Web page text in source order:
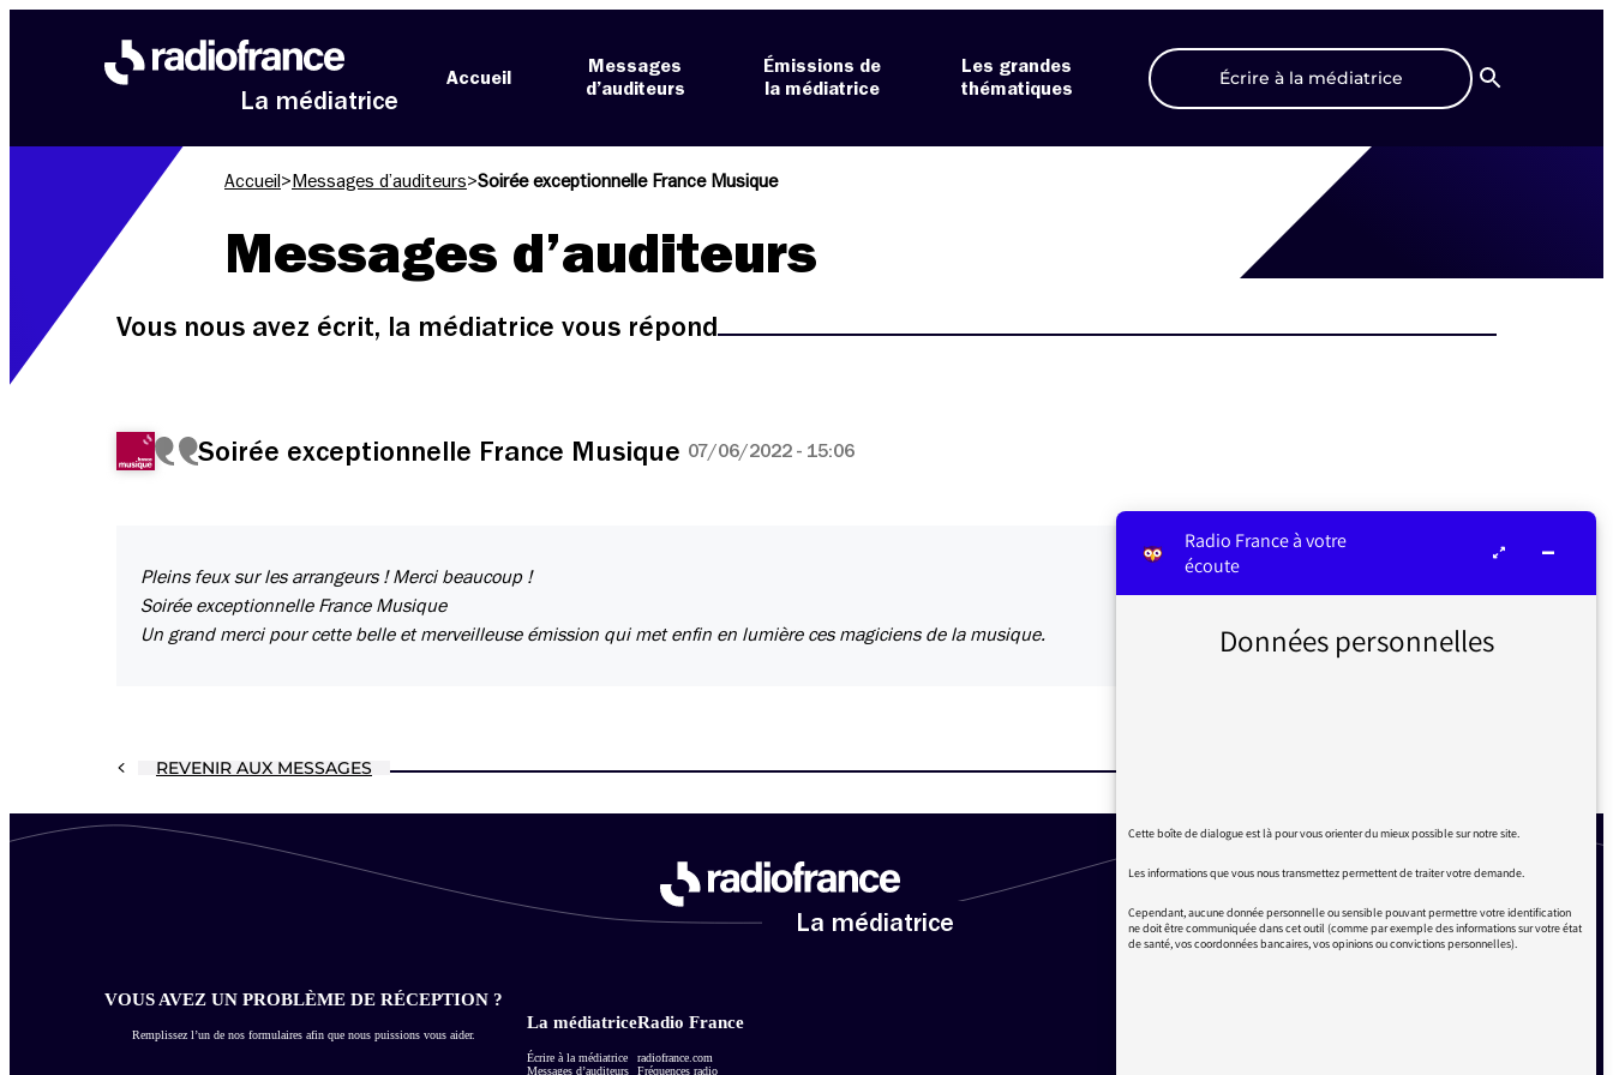
La médiatrice
Accueil
Messages
d’auditeurs
Émissions de
la médiatrice
Les grandes
thématiques
Écrire à la médiatrice
Recherche
Accueil > Messages d’auditeurs>Soirée exceptionnelle France Musique
Messages d’auditeurs
Vous nous avez écrit, la médiatrice vous répond
Soirée exceptionnelle France Musique 07/06/2022 - 15:06
Pleins feux sur les arrangeurs ! Merci beaucoup !
Soirée exceptionnelle France Musique
Un grand merci pour cette belle et merveilleuse émission qui met enfin en lumière ces magiciens de la musique.
REVENIR AUX MESSAGES
La médiatrice
VOUS AVEZ UN PROBLÈME DE RÉCEPTION ?
Remplissez l’un de nos formulaires afin que nous puissions vous aider.
La médiatrice
Écrire à la médiatrice
Messages d’auditeurs
Radio France
radiofrance.com
Fréquences radio
Radio France à votre
écoute
Données personnelles
Cette boîte de dialogue est là pour vous orienter du mieux possible sur notre site.
Les informations que vous nous transmettez permettent de traiter votre demande.
Cependant, aucune donnée personnelle ou sensible pouvant permettre votre identification
ne doit être communiquée dans cet outil (comme par exemple des informations sur votre état
de santé, vos coordonnées bancaires, vos opinions ou convictions personnelles).